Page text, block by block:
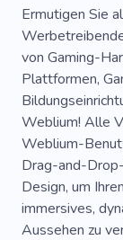
Ermutigen Sie
von Gaming-
Plattformen,
Weblium! Alle
Weblium-
Drag-and-
Design, um
immersives,
Aussehen zu